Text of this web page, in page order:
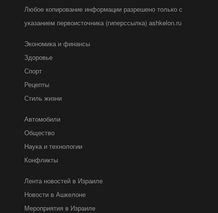
Любое копирование информации разрешено только с
указанием первоисточника (гиперссылка) ashkelon.ru
Экономика и финансы
Здоровье
Спорт
Рецепты
Стиль жизни
Автомобили
Общество
Наука и технологии
Конфликты
Лента новостей в Израиле
Новости в Ашкелоне
Мероприятия в Израиле